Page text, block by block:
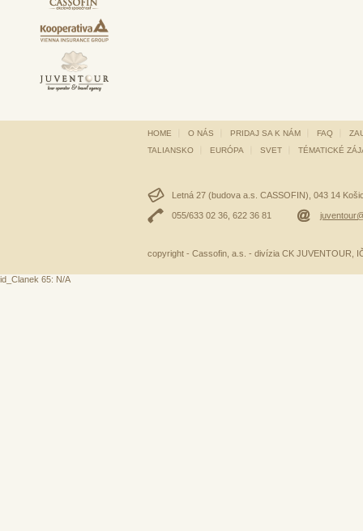
HOME O NÁS PRIDAJ SA K NÁM FAQ
TALIANSKO
EURÓPA SVET TÉMATICKÉ
Letná 27 (budova a.s. CASSOFIN), 043 14
055/633 02 36, 622 36 81
copyright - Cassofin, a.s. - divízia CK JUVENTOUR,
id_Clanek 65: N/A